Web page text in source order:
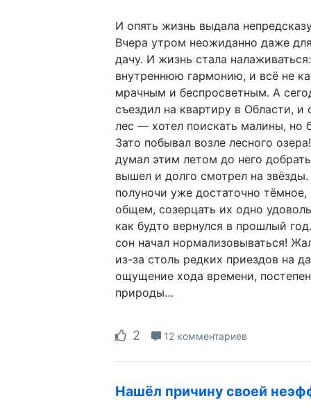
И опять жизнь выдала
Вчера утром неожиданно даже
дачу. И жизнь стала
внутреннюю гармонию, и всё не
мрачным и беспросветным. А
съездил на квартиру в Области, и
лес — хотел поискать малины, но
Зато побывал возле лесного
думал этим летом до него
вышел и долго смотрел на
полуночи уже достаточно тёмное,
общем, созерцать их одно
как будто вернулся в прошлый
сон начал нормализовываться!
из-за столь редких приездов на
ощущение хода времени,
природы…
2 12 комментариев
Нашёл причину своей